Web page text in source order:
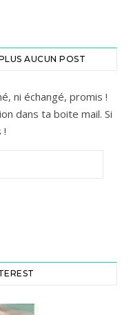
AUCUN POST
ni échangé, promis !
dans ta boite mail. Si
!